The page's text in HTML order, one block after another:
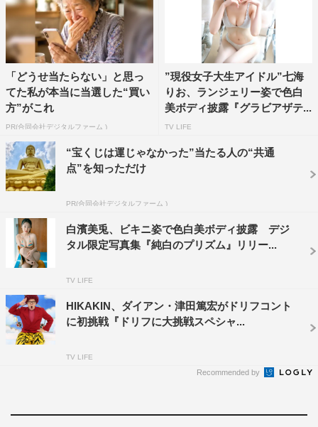
「どうせ当たらない」と思っ
てた私が本当に当選した“買い
方”がこれ
PR(合同会社デジタルファーム )
”現役女子大生アイドル”七海
りお、ランジェリー姿で色白
美ボディ披露『グラビアザテ...
TV LIFE
“宝くじは運じゃなかった”当たる人の“共通
点”を知っただけ
PR(合同会社デジタルファーム )
白濱美兎、ビキニ姿で色白美ボディ披露 デジ
タル限定写真集『純白のプリズム』リリー...
TV LIFE
HIKAKIN、ダイアン・津田篤宏がドリフコント
に初挑戦『ドリフに大挑戦スペシャ...
TV LIFE
Recommended by